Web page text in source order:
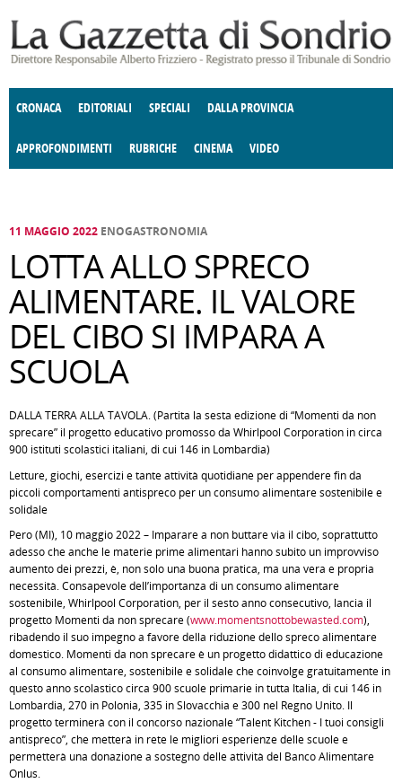
CRONACA EDITORIALI SPECIALI DALLA PROVINCIA
APPROFONDIMENTI
E SPETTACOLI POLITICA
RUBRICHE
DELLE IDEE FATTI DELLO SPIRITO CCCVA
CINEMA VIDEO
11 MAGGIO 2022 ENOGASTRONOMIA
LOTTA ALLO SPRECO
ALIMENTARE. IL VALORE
DEL CIBO SI IMPARA A
SCUOLA
DALLA TERRA ALLA TAVOLA. (Partita la sesta edizione di “Momenti da non
sprecare” il progetto educativo promosso da Whirlpool Corporation in circa
900 istituti scolastici italiani, di cui 146 in Lombardia)
Letture, giochi, esercizi e tante attività quotidiane per appendere fin da
piccoli comportamenti antispreco per un consumo alimentare sostenibile e
solidale
Pero (MI), 10 maggio 2022 – Imparare a non buttare via il cibo, soprattutto
adesso che anche le materie prime alimentari hanno subito un improvviso
aumento dei prezzi, è, non solo una buona pratica, ma una vera e propria
necessità. Consapevole dell’importanza di un consumo alimentare
sostenibile, Whirlpool Corporation, per il sesto anno consecutivo, lancia il
progetto Momenti da non sprecare (www.momentsnottobewasted.com),
ribadendo il suo impegno a favore della riduzione dello spreco alimentare
domestico. Momenti da non sprecare è un progetto didattico di educazione
al consumo alimentare, sostenibile e solidale che coinvolge gratuitamente in
questo anno scolastico circa 900 scuole primarie in tutta Italia, di cui 146 in
Lombardia, 270 in Polonia, 335 in Slovacchia e 300 nel Regno Unito. Il
progetto terminerà con il concorso nazionale “Talent Kitchen - I tuoi consigli
antispreco”, che metterà in rete le migliori esperienze delle scuole e
permetterà una donazione a sostegno delle attività del Banco Alimentare
Onlus.